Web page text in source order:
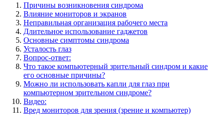
Причины возникновения синдрома
Влияние мониторов и экранов
Неправильная организация рабочего места
Длительное использование гаджетов
Основные симптомы синдрома
Усталость глаз
Вопрос-ответ:
Что такое компьютерный зрительный синдром и какие
его основные причины?
Можно ли использовать капли для глаз при
компьютерном зрительном синдроме?
Видео:
Вред мониторов для зрения (зрение и компьютер)